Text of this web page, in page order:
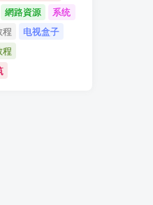
網路資源
系统
程
电视盒子
程